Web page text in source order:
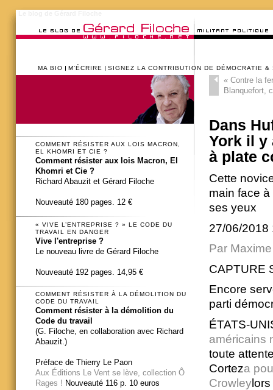
MA BIO M’ÉCRIRE SIGNEZ LA CONTRIBUTION DE DÉMOCRATIE &
«Contre la
Blanquefort,
Dans
York il y
à plate
Cette
main face
ses yeux
27/06/
Par
CAPTURE
Encore
parti
ÉTATS-
américains
toute
Corteza
Crowleylors
COMMENT RÉSISTER AUX LOIS MACRON,
EL KHOMRI ET CIE ?
Comment résister aux lois Macron, El
Khomri et Cie ?
Richard Abauzit et Gérard Filoche
Nouveauté 180 pages. 12 €
« VIVE L’ENTREPRISE ? » LE CODE DU
TRAVAIL EN DANGER
Vive l'entreprise ?
Le nouveau livre de Gérard Filoche
Nouveauté 192 pages. 14,95 €
COMMENT RÉSISTER À LA DÉMOLITION DU
CODE DU TRAVAIL
Comment résister à la démolition du
Code du travail
(G. Filoche, en collaboration avec Richard
Abauzit.)
Préface de Thierry Le Paon
Aux Éditions Le Vent se lève, collection Ô
Rages ! Nouveauté 116 p. 10 euros